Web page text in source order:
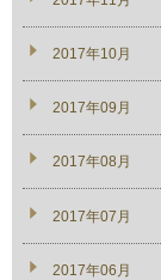
2017年10月
2017年09月
2017年08月
2017年07月
2017年06月